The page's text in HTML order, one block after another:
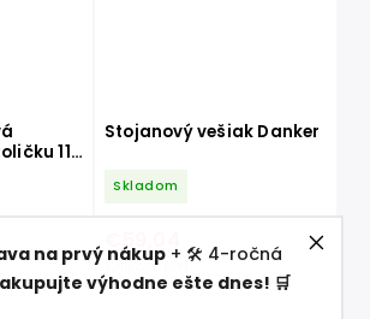
na prvý nákup+ 🛠️ 4-ročná
výhodne ešte dnes! 🛒
119
Stojanový vešiak Danker
Skladom
€48 bez DPH
€59,04